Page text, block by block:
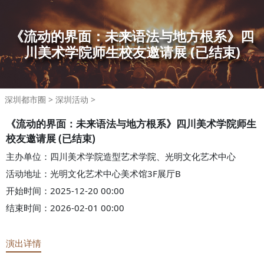
《流动的界面：未来语法与地方根系》四
川美术学院师生校友邀请展(已结束)
深圳都市圈 > 深圳活动 >
《流动的界面：未来语法与地方根系》四川美术学院师生
校友邀请展(已结束)
主办单位：四川美术学院造型艺术学院、光明文化艺术中心
活动地址：光明文化艺术中心美术馆3F展厅B
开始时间：2025-12-20 00:00
结束时间：2026-02-01 00:00
演出详情